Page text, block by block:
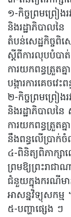
១-កិច្ចព្រមព្រៀងរ
និងរដ្ឋាភិបាលនៃ
តំបន់សេដ្ឋកិច្ចពិ
ស្ដីពីការលុបបំបាត់
ការយកពន្ធត្រួត
បង្ការការគេចវេ
២-កិច្ចព្រមព្រៀងរ
និងរដ្ឋាភិបាលន
ការយកពន្ធត្រួតគ្ន
នឹងពន្ធលើប្រា
៤-ពិនិត្យពិភាក្ស
ព្រមឱ្យព្រះរាជ
ជំនួយក្នុងករណីមា
អាសន្នវិទ្យុសកម្ម
៥-បញ្ហាផ្សេង ៗ